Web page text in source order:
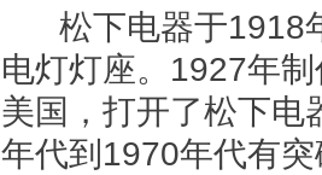
松下电器于1918
电灯灯座。1927年
美国，打开了松下电
年代到1970年代有